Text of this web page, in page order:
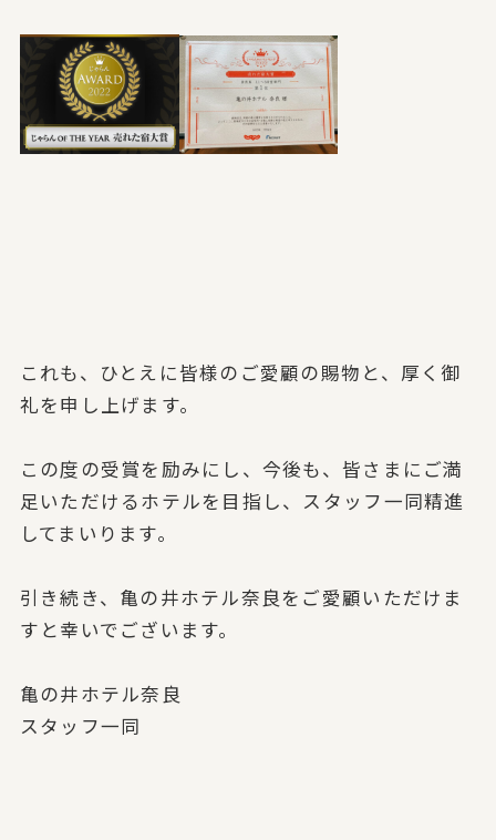
これも、ひとえに皆様のご愛顧の賜物と、厚く御
礼を申し上げます。
この度の受賞を励みにし、 今後も、皆さまにご満
足いただけるホテルを目指し、 スタッフ一同精進
してまいります。
引き続き、亀の井ホテル奈良をご愛顧いただけま
すと幸いでございます。
亀の井ホテル奈良
スタッフ一同